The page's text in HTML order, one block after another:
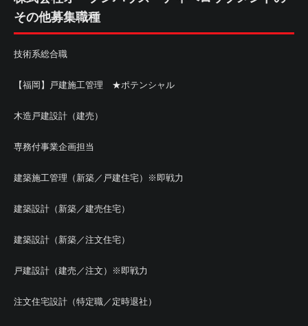
その他募集職種
技術系総合職
【福岡】戸建施工管理 ★ポテンシャル
木造戸建設計（建売）
専務付事業企画担当
建築施工管理（新築／戸建住宅）※即戦力
建築設計（新築／建売住宅）
建築設計（新築／注文住宅）
戸建設計（建売／注文）※即戦力
注文住宅設計（特定職／定時退社）